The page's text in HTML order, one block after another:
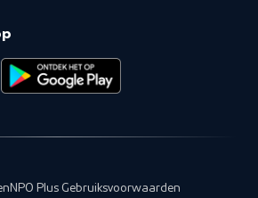
NPO Plus Gebruiksvoorwaarden